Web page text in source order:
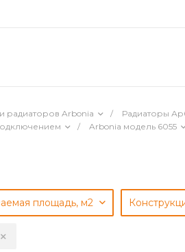
радиаторов Arbonia / Радиаторы
/ Arbonia модель 6055
площадь, м2